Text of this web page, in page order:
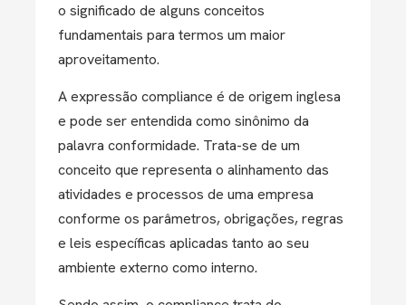
o significado de alguns conceitos
fundamentais para termos um maior
aproveitamento.
A expressão compliance é de origem inglesa
e pode ser entendida como sinônimo da
palavra conformidade. Trata-se de um
conceito que representa o alinhamento das
atividades e processos de uma empresa
conforme os parâmetros, obrigações, regras
e leis específicas aplicadas tanto ao seu
ambiente externo como interno.